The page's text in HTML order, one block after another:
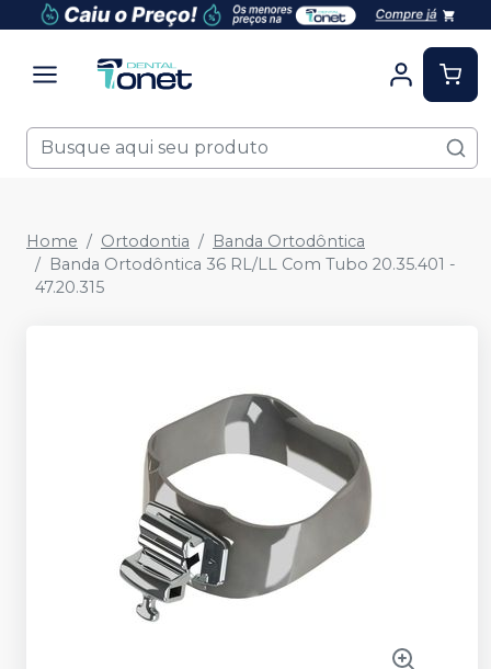
Home Ortodontia
Banda Ortodôntica
Banda Ortodôntica 36 RL/LL Com Tubo 20.35.401 -
47.20.315